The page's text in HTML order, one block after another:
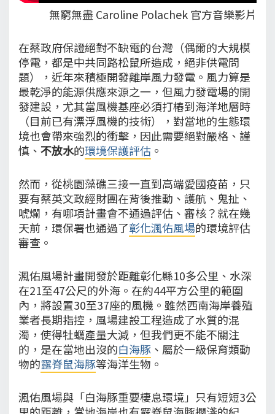
無窮無盡 Caroline Polachek 官方音樂影片
在蔡政府保證絕對不缺電的台灣（偶爾的大規模
停電，都是中共同路松鼠所造成，絕非供電問
題），近年來積極開發離岸風力發電。風力算是
最乾淨的能源供應來源之一，但風力發電場的開
發建設，尤其當風機基座必須打樁到海洋地層時
（目前已有漂浮風機的技術），對當地的生態環
境也會帶來強烈的衝擊，因此需要絕對嚴格、謹
慎、 不放水的環境保護評估 。
然而，從桃園藻礁三接一直到高端愛國疫苗，只
要有蔡英文政經財團在背後推動、護航、鬼扯、
唬爛，有哪項計畫會不通過評估、審核？就在幾
天前，環保署也通過了彰化渢佑風場的環境評估
審查。
渢佑風場計畫開發於距離彰化縣10多公里、水深
在21至47公尺的外海。在約44平方公里的範圍
內，將設置30至37座的風機。雖然西南海岸養殖
業者長期指控，風場建設工程造成了水質的混
濁，使得牡蠣產量大減，但我們更不能不關注
的，是在當地出沒的白海豚 、屬於一級保育類動
物的露脊鼠海豚等海洋生物。
渢佑風場與「白海豚重要棲息環境」只有短短3公